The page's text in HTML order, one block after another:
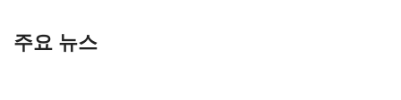
주요 뉴스